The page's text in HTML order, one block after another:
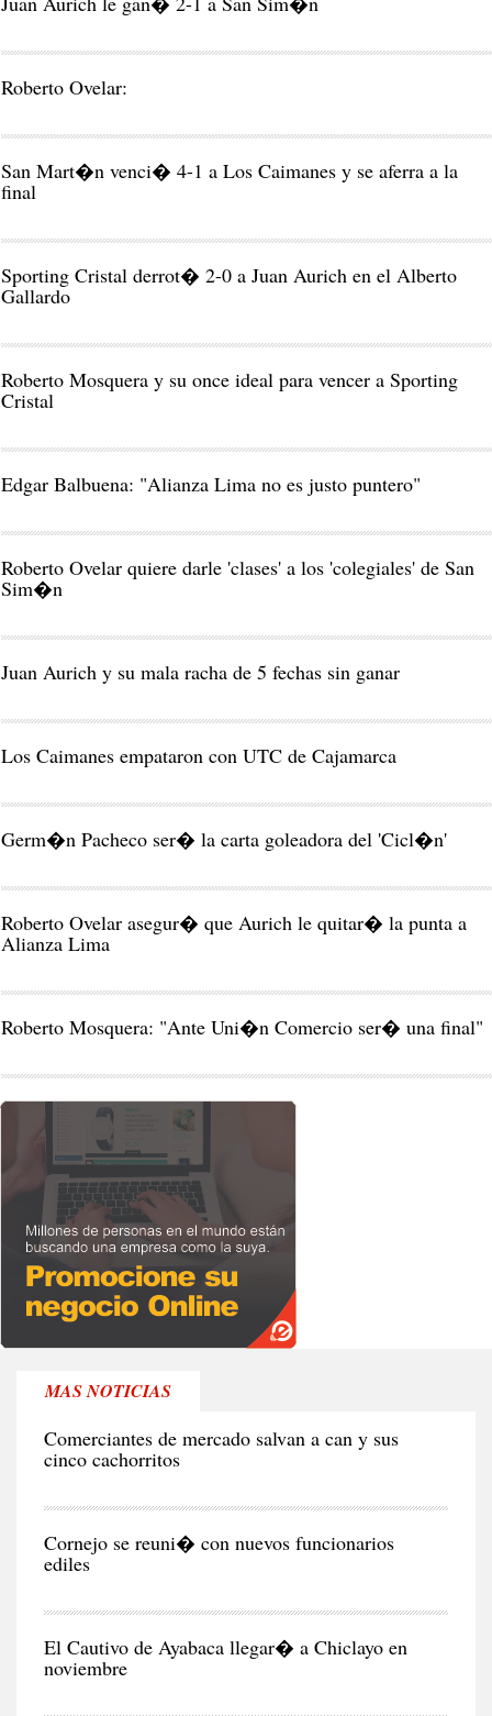
Roberto Ovelar:
San Mart�n venci� 4-1 a Los Caimanes y se aferra a la
final
Sporting Cristal derrot� 2-0 a Juan Aurich en el Alberto
Gallardo
Roberto Mosquera y su once ideal para vencer a Sporting
Cristal
Edgar Balbuena: "Alianza Lima no es justo puntero"
Roberto Ovelar quiere darle 'clases' a los 'colegiales' de San
Sim�n
Juan Aurich y su mala racha de 5 fechas sin ganar
Los Caimanes empataron con UTC de Cajamarca
Germ�n Pacheco ser� la carta goleadora del 'Cicl�n'
Roberto Ovelar asegur� que Aurich le quitar� la punta a
Alianza Lima
Roberto Mosquera: "Ante Uni�n Comercio ser� una final"
MAS NOTICIAS
Comerciantes de mercado salvan a can y sus
cinco cachorritos
Cornejo se reuni� con nuevos funcionarios
ediles
El Cautivo de Ayabaca llegar� a Chiclayo en
noviembre